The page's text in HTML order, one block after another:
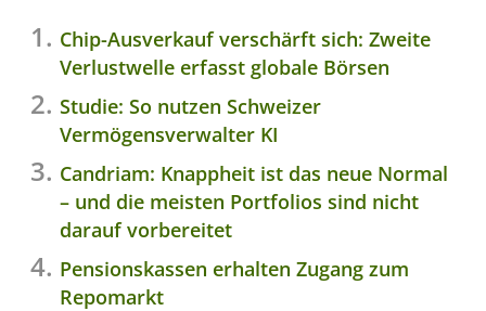
Chip-Ausverkauf verschärft sich: Zweite
Verlustwelle erfasst globale Börsen
Studie: So nutzen Schweizer
Vermögensverwalter KI
Candriam: Knappheit ist das neue Normal
– und die meisten Portfolios sind nicht
darauf vorbereitet
Pensionskassen erhalten Zugang zum
Repomarkt